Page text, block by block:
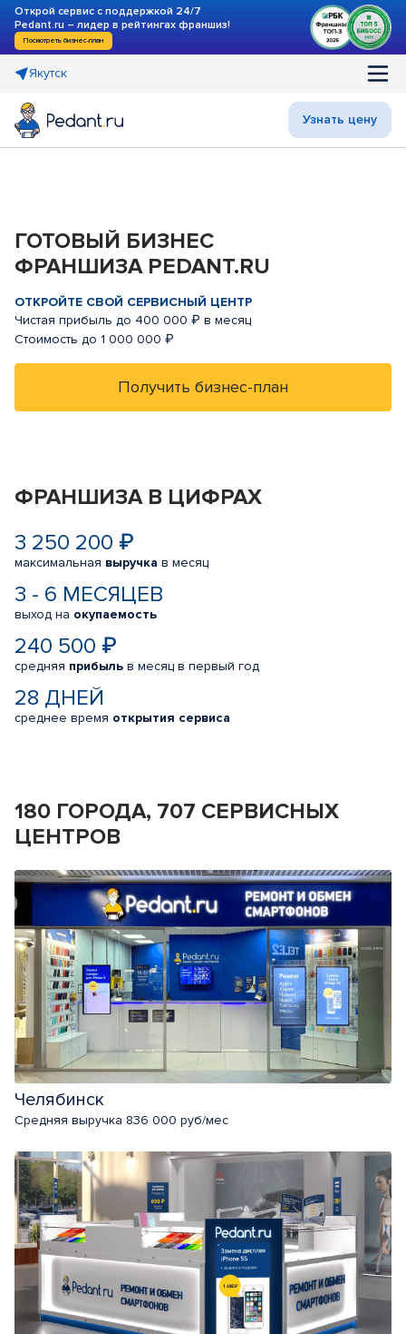
Открой сервис с поддержкой 24/7
Pedant.ru – лидер в рейтингах франшиз!
Посмотреть бизнес-план
Якутск
Узнать цену
ГОТОВЫЙ БИЗНЕС
ФРАНШИЗА PEDANT.RU
ОТКРОЙТЕ СВОЙ СЕРВИСНЫЙ ЦЕНТР
Чистая прибыль до 400 000 ₽ в месяц
Стоимость до 1 000 000 ₽
Получить бизнес-план
ФРАНШИЗА В ЦИФРАХ
3 250 200 ₽
максимальная выручка в месяц
3 - 6 МЕСЯЦЕВ
выход на окупаемость
240 500 ₽
средняя прибыль в месяц в первый год
28 ДНЕЙ
среднее время открытия сервиса
180 ГОРОДА, 707 СЕРВИСНЫХ
ЦЕНТРОВ
Челябинск
Средняя выручка 836 000 руб/мес